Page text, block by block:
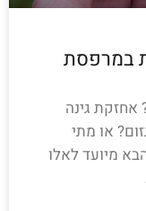
במרפסת
גינה
או מתי
מיועד לאלו